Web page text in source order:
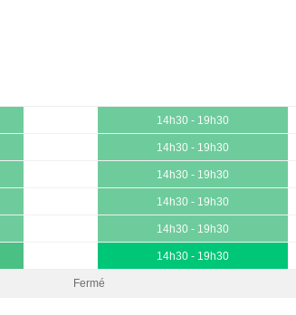
14h30 - 19h30
14h30 - 19h30
14h30 - 19h30
14h30 - 19h30
14h30 - 19h30
14h30 - 19h30
Fermé